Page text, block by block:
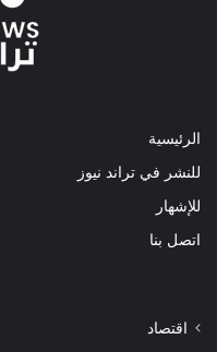
الرئيسية
للنشر في تراند نيوز
للإشهار
اتصل بنا
اقتصاد